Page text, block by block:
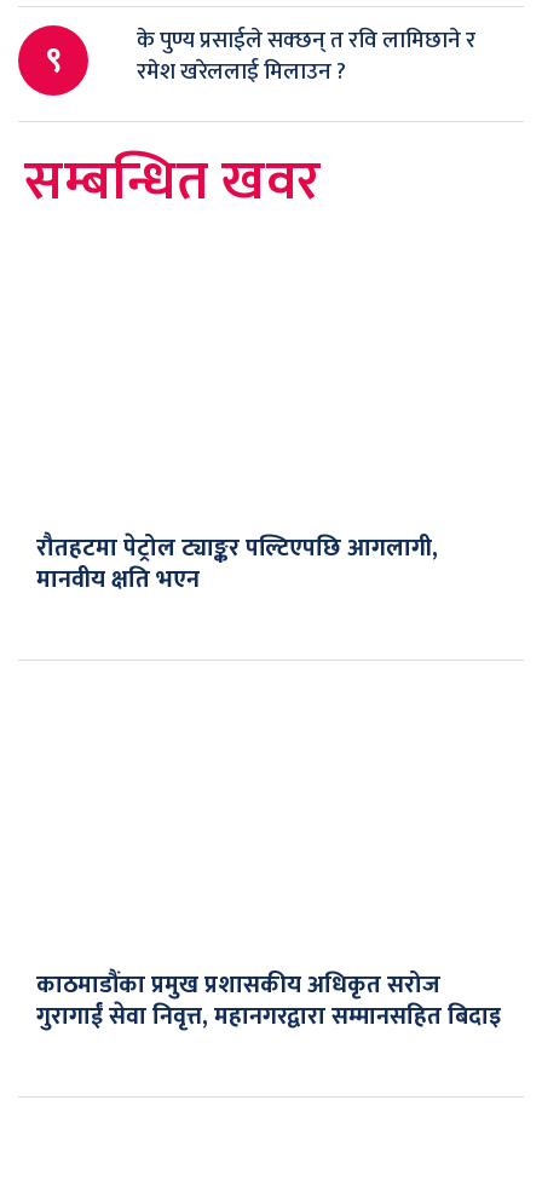
९
के पुण्य प्रसाईले सक्छन् त रवि लामिछाने र
रमेश खरेललाई मिलाउन ?
सम्बन्धित खवर
रौतहटमा पेट्रोल ट्याङ्कर पल्टिएपछि आगलागी,
मानवीय क्षति भएन
काठमाडौंका प्रमुख प्रशासकीय अधिकृत सरोज
गुरागाईं सेवा निवृत्त, महानगरद्वारा सम्मानसहित बिदाइ